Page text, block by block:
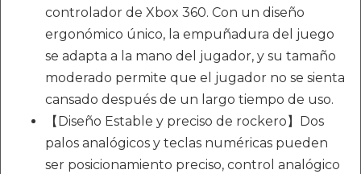
controlador de Xbox 360. Con un diseño
ergonómico único, la empuñadura del juego
se adapta a la mano del jugador, y su tamaño
moderado permite que el jugador no se sienta
cansado después de un largo tiempo de uso.
【Diseño Estable y preciso de rockero】Dos
palos analógicos y teclas numéricas pueden
ser posicionamiento preciso, control analógico